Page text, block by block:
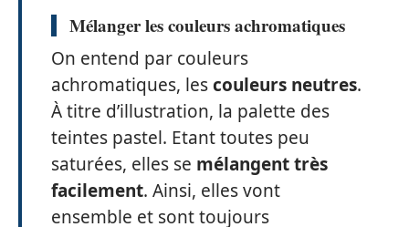
Mélanger les couleurs achromatiques
On entend par couleurs
achromatiques, lescouleurs neutres.
À titre d’illustration, la palette des
teintes pastel. Etant toutes peu
saturées, elles se mélangent très
facilement. Ainsi, elles vont
ensemble et sont toujours